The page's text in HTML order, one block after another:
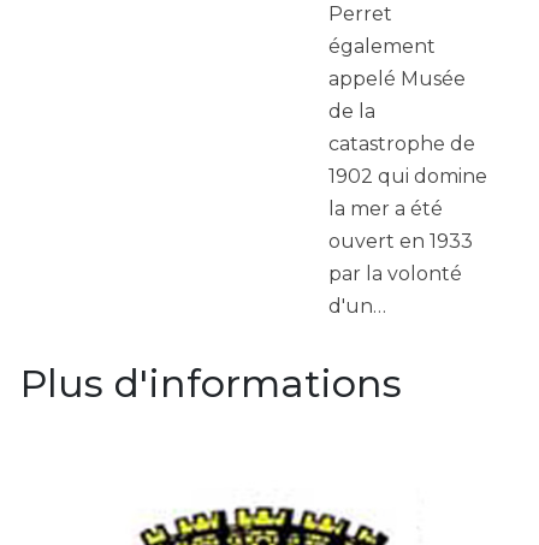
Perret
également
appelé Musée
de la
catastrophe de
1902 qui domine
la mer a été
ouvert en 1933
par la volonté
d'un…
Plus d'informations